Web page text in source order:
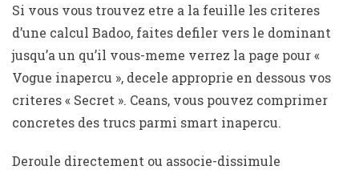
Si vous vous trouvez etre a la feuille les criteres
d’une calcul Badoo, faites defiler vers le dominant
jusqu’a un qu’il vous-meme verrez la page pour «
Vogue inapercu », decele approprie en dessous vos
criteres « Secret ». Ceans, vous pouvez comprimer
concretes des trucs parmi smart inapercu.
Deroule directement ou associe-dissimule